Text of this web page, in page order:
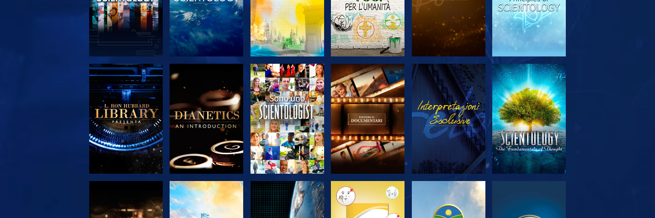
ESPLORA LE
SERIE
ESPLORA LE
SERIE
ESPLORA LE
SERIE
ESPLORA LE
SERIE
ESPLORA LE
SERIE
GUARDA
ESPLORA LE
GUARDA
ESPLORA LE
ESPLORA LE
ESPLORA LE